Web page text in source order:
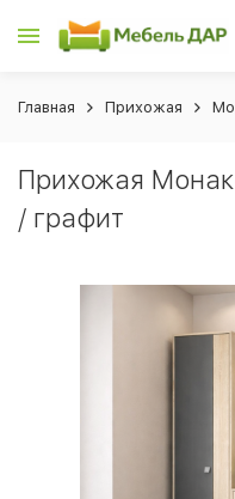
Главная Прихожая
Прихожая
/ графит